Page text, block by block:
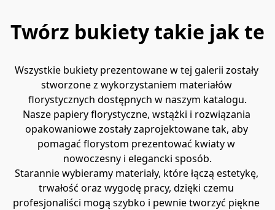
Twórz bukiety takie jak te
Wszystkie bukiety prezentowane w tej galerii zostały
stworzone z wykorzystaniem materiałów
florystycznych dostępnych w naszym katalogu.
Nasze papiery florystyczne, wstążki i rozwiązania
opakowaniowe zostały zaprojektowane tak, aby
pomagać florystom prezentować kwiaty w
nowoczesny i elegancki sposób.
Starannie wybieramy materiały, które łączą estetykę,
trwałość oraz wygodę pracy, dzięki czemu
profesjonaliści mogą szybko i pewnie tworzyć piękne